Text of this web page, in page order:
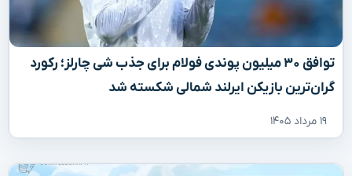
توافق ۳۰ میلیون پوندی فولام برای جذب شی چارلز؛ رکورد
گران‌ترین بازیکن ایرلند شمالی شکسته شد
۱۹ مرداد ۱۴۰۵